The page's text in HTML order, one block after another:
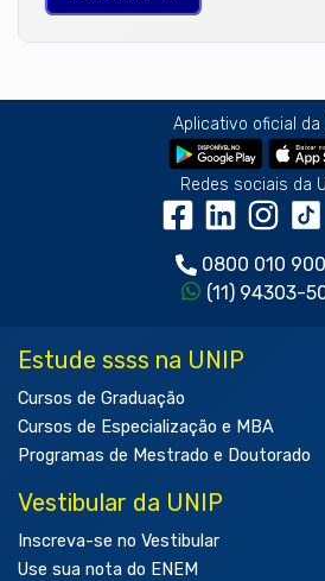
Aplicativo oficial da
Redes sociais da
0800 010
(11) 94303-
Estude ssss na UNIP
Cursos de Graduação
Cursos de Especialização e MBA
Programas de Mestrado e Doutorado
Vestibular da UNIP
Inscreva-se no Vestibular
Use sua nota do ENEM